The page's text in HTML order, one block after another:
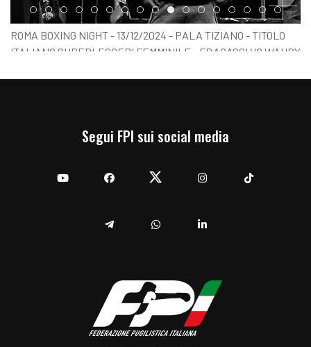
Item 0Item 1Item 2Item 3Item 4Item 5Item 6Item 7Item 8Item 9Item 10
Item 11Item 12
Item 13Item 14Item 15
Item
ROMA BOXING NIGHT - 13/12/2024 - PALA TIZIANO - TITOLO
ITALIANO SUPERLEGGERI FEMMINILE : FRACASSI VS WAHBY
Segui FPI sui social media